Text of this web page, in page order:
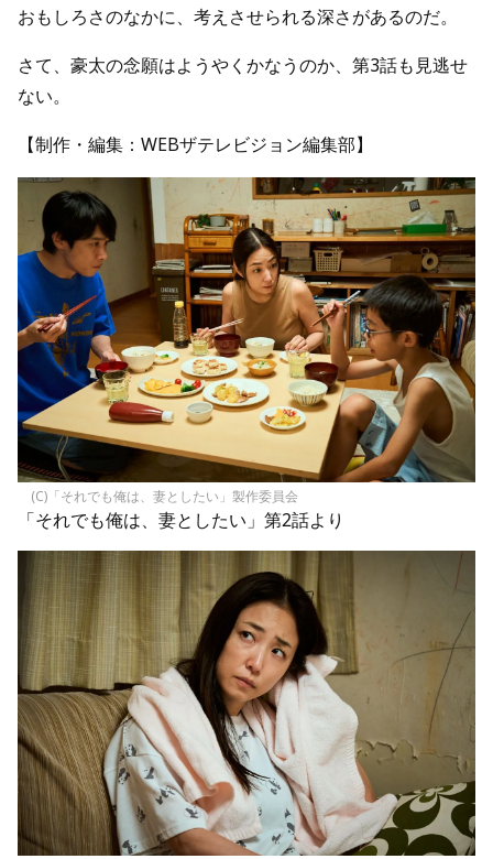
おもしろさのなかに、考えさせられる深さがあるのだ。
さて、豪太の念願はようやくかなうのか、第3話も見逃せ
ない。
【制作・編集：WEBザテレビジョン編集部】
(C)「それでも俺は、妻としたい」製作委員会
「それでも俺は、妻としたい」第2話より